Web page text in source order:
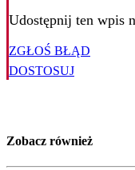
Udostępnij ten wpis
ZGŁOŚ BŁĄD
DOSTOSUJ
Zobacz również